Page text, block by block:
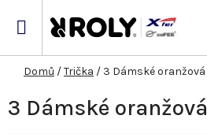
Domů /Trička / 3 Dámské oranžová
3 Dámské oranžová